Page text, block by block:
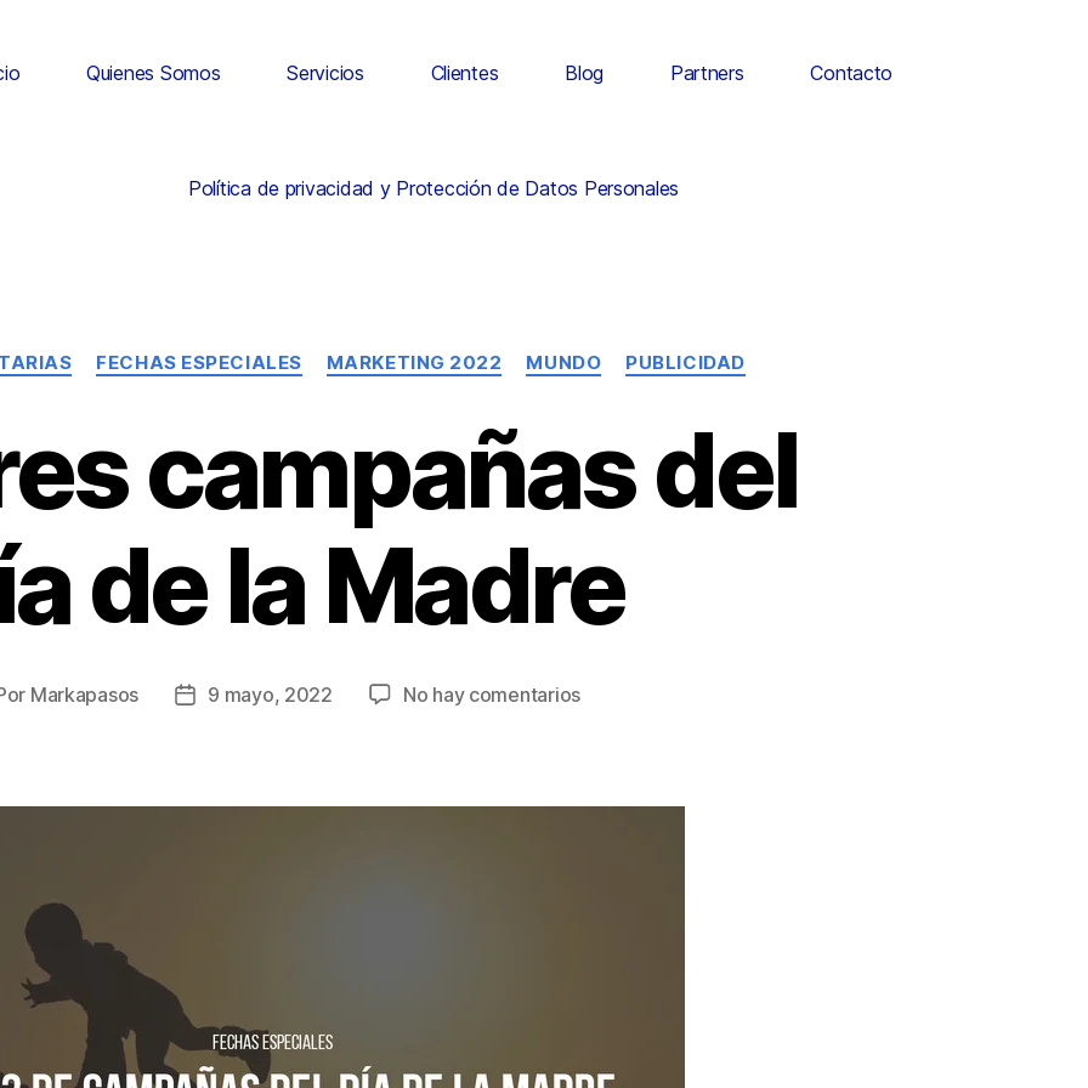
Quienes Somos Servicios Clientes Blog Partners Contacto
Política de privacidad y Protección de Datos Personales
FECHAS ESPECIALES MARKETING 2022 MUNDO PUBLICIDAD
campañas del
de la Madre
Markapasos 9 mayo, 2022 No hay comentarios